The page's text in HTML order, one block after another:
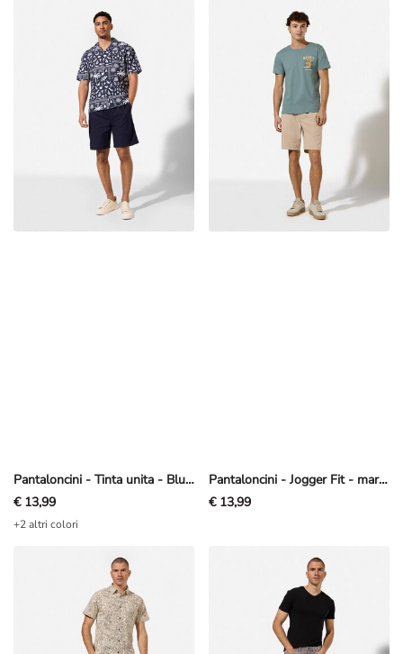
Pantaloncini - Tinta unita - Blu scuro
€ 13,99
+2 altri colori
Pantaloncini - Jogger Fit - marrone
€ 13,99